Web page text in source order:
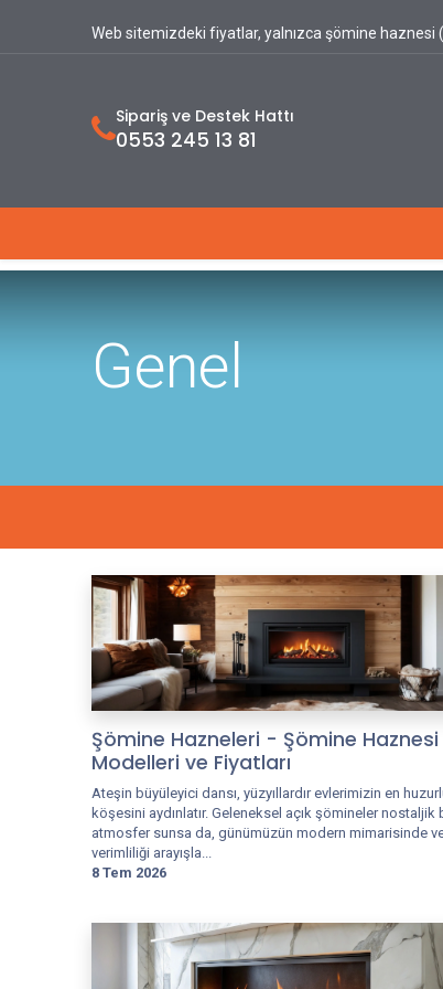
Web sitemizdeki fiyatlar, yalnızca şömine haznesi
Sipariş ve Destek Hattı
0553 245 13 81
Genel
Şömine Hazneleri - Şömine Haznesi
Modelleri ve Fiyatları
Ateşin büyüleyici dansı, yüzyıllardır evlerimizin en
köşesini aydınlatır. Geleneksel açık şömineler nostaljik
atmosfer sunsa da, günümüzün modern mimarisinde
verimliliği arayışla...
8 Tem 2026